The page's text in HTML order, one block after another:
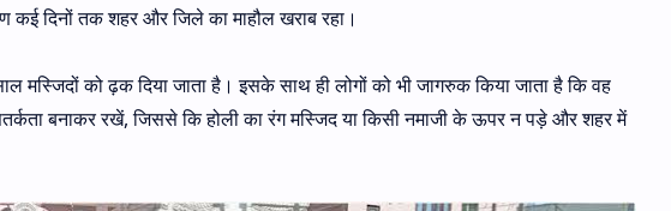
कई दिनों तक शहर और जिले का माहौल खराब रहा।
को ढ़क दिया जाता है। इसके साथ ही लोगों को भी जागरुक किया जाता है कि वह
बनाकर रखें, जिससे कि होली का रंग मस्जिद या किसी नमाजी के ऊपर न पड़े और शहर में